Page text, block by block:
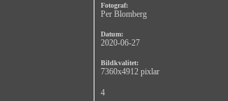
Fotograf:
Per Blomberg
Datum:
2020-06-27
Bildkvalitet:
7360x4912 pixlar
4